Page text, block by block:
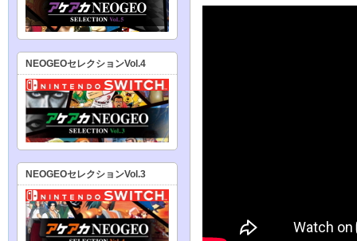
NEOGEOセレクションVol.4
NEOGEOセレクションVol.3